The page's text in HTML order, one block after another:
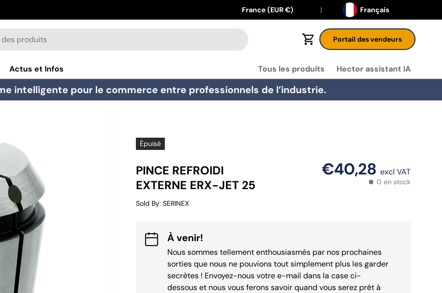
Pays
France (EUR €) Langue Français
Panier Portail des vendeurs
Actus et Infos Tous les produits Hector assistant IA
intelligente pour le commerce entre professionnels de l’industrie.
Épuisé
PINCE REFROIDI
EXTERNE ERX-JET 25
Sold By: SERINEX
€40,28 excl VAT
0 en stock
À venir!
Nous sommes tellement enthousiasmés par nos prochaines
sorties que nous ne pouvions tout simplement plus les garder
secrètes ! Envoyez-nous votre e-mail dans la case ci-
dessous et nous vous ferons savoir quand vous serez prêt à